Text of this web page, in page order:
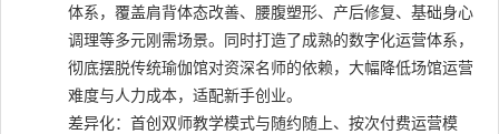
体系，覆盖肩背体态改善、腰腹塑形、产后修复、基础身心
调理等多元刚需场景。同时打造了成熟的数字化运营体系，
彻底摆脱传统瑜伽馆对资深名师的依赖，大幅降低场馆运营
难度与人力成本，适配新手创业。
差异化：首创双师教学模式与随约随上、按次付费运营模